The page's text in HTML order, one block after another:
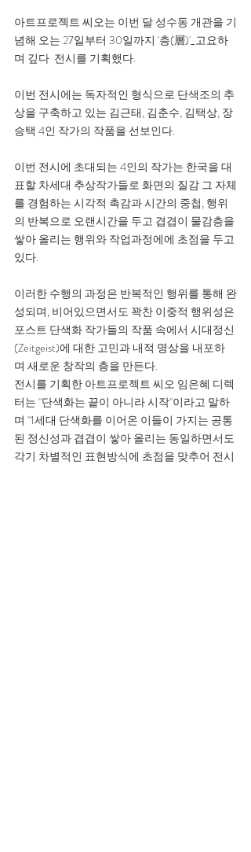
아트프로젝트 씨오는 이번 달 성수동 개관을 기
념해 오는 27일부터 30일까지 '층(層)'_고요하
며 깊다  전시를 기획했다.
이번 전시에는 독자적인 형식으로 단색조의 추
상을 구축하고 있는 김근태, 김춘수, 김택상, 장
승택 4인 작가의 작품을 선보인다.
이번 전시에 초대되는 4인의 작가는 한국을 대
표할 차세대 추상작가들로 화면의 질감 그 자체
를 경험하는 시각적 촉감과 시간의 중첩, 행위
의 반복으로 오랜시간을 두고 겹겹이 물감층을
쌓아 올리는 행위와 작업과정에에 초점을 두고
있다.
이러한 수행의 과정은 반복적인 행위를 통해 완
성되며, 비어있으면서도 꽉찬 이중적 행위성은
포스트 단색화 작가들의 작품 속에서 시대정신
(Zeitgeist)에 대한 고민과 내적 명상을 내포하
며 새로운 창작의 층을 만든다.
전시를 기획한 아트프로젝트 씨오 임은혜 디렉
터는 "단색화는 끝이 아니라 시작"이라고 말하
며 "1세대 단색화를 이어온 이들이 가지는 공통
된 정신성과 겹겹이 쌓아 올리는 동일하면서도
각기 차별적인 표현방식에 초점을 맞추어 전시